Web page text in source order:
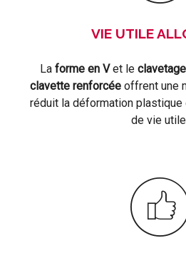
VIE UTILE
La forme en Vet le
clavette renforcée offrent une
réduit la déformation
de vie